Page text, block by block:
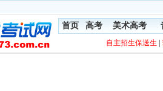
首页 高考 美术高考
自主招生保送生